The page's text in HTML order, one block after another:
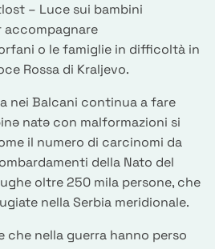
– Luce sui bambini
accompagnare
o le famiglie in difficoltà in
Rossa di Kraljevo.
nei Balcani continua a fare
natə con malformazioni si
il numero di carcinomi da
della Nato del
oltre 250 mila persone, che
nella Serbia meridionale.
che nella guerra hanno perso